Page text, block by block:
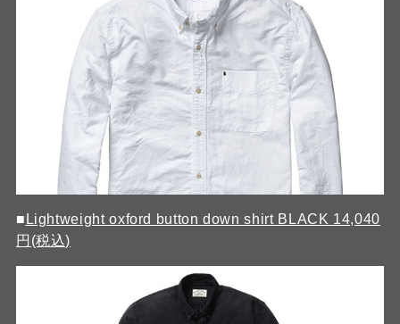
■ Lightweight oxford button down shirt BLACK 14,040
円(税込)